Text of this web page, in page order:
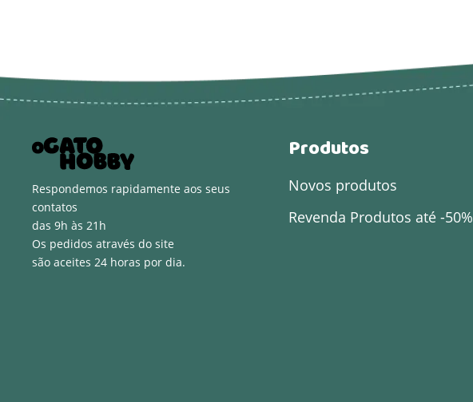
Respondemos rapidamente aos seus
contatos
das 9h às 21h
Os pedidos através do site
são aceites 24 horas por dia.
Produtos
Novos produtos
Revenda Produtos até -50%